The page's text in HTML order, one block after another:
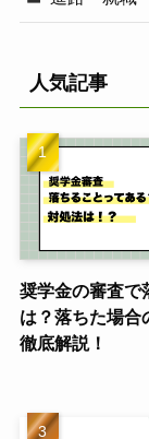
人気記事
奨学金の審査で
は？落ちた場合
徹底解説！